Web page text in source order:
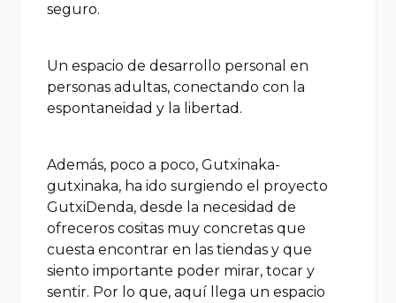
seguro.
Un espacio de desarrollo personal en
personas adultas, conectando con la
espontaneidad y la libertad.
Además, poco a poco, Gutxinaka-
gutxinaka, ha ido surgiendo el proyecto
GutxiDenda, desde la necesidad de
ofreceros cositas muy concretas que
cuesta encontrar en las tiendas y que
siento importante poder mirar, tocar y
sentir. Por lo que, aquí llega un espacio